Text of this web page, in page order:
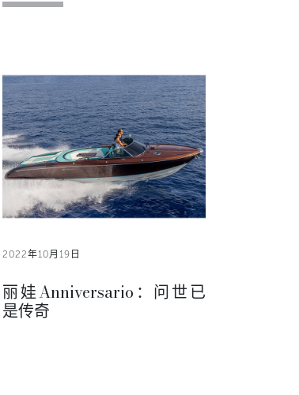
2022年10月19日
丽娃Anniversario：问世已
是传奇